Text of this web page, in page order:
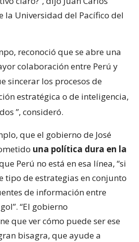
la Universidad del Pacífico del
reconoció que se abre una
colaboración entre Perú y
sincerar los procesos de
estratégica o de inteligencia,
”, consideró.
que el gobierno de José
una política dura en la
Perú no está en esa línea, “si
tipo de estrategias en conjunto
de información entre
“El gobierno
que ver cómo puede ser ese
bisagra, que ayude a